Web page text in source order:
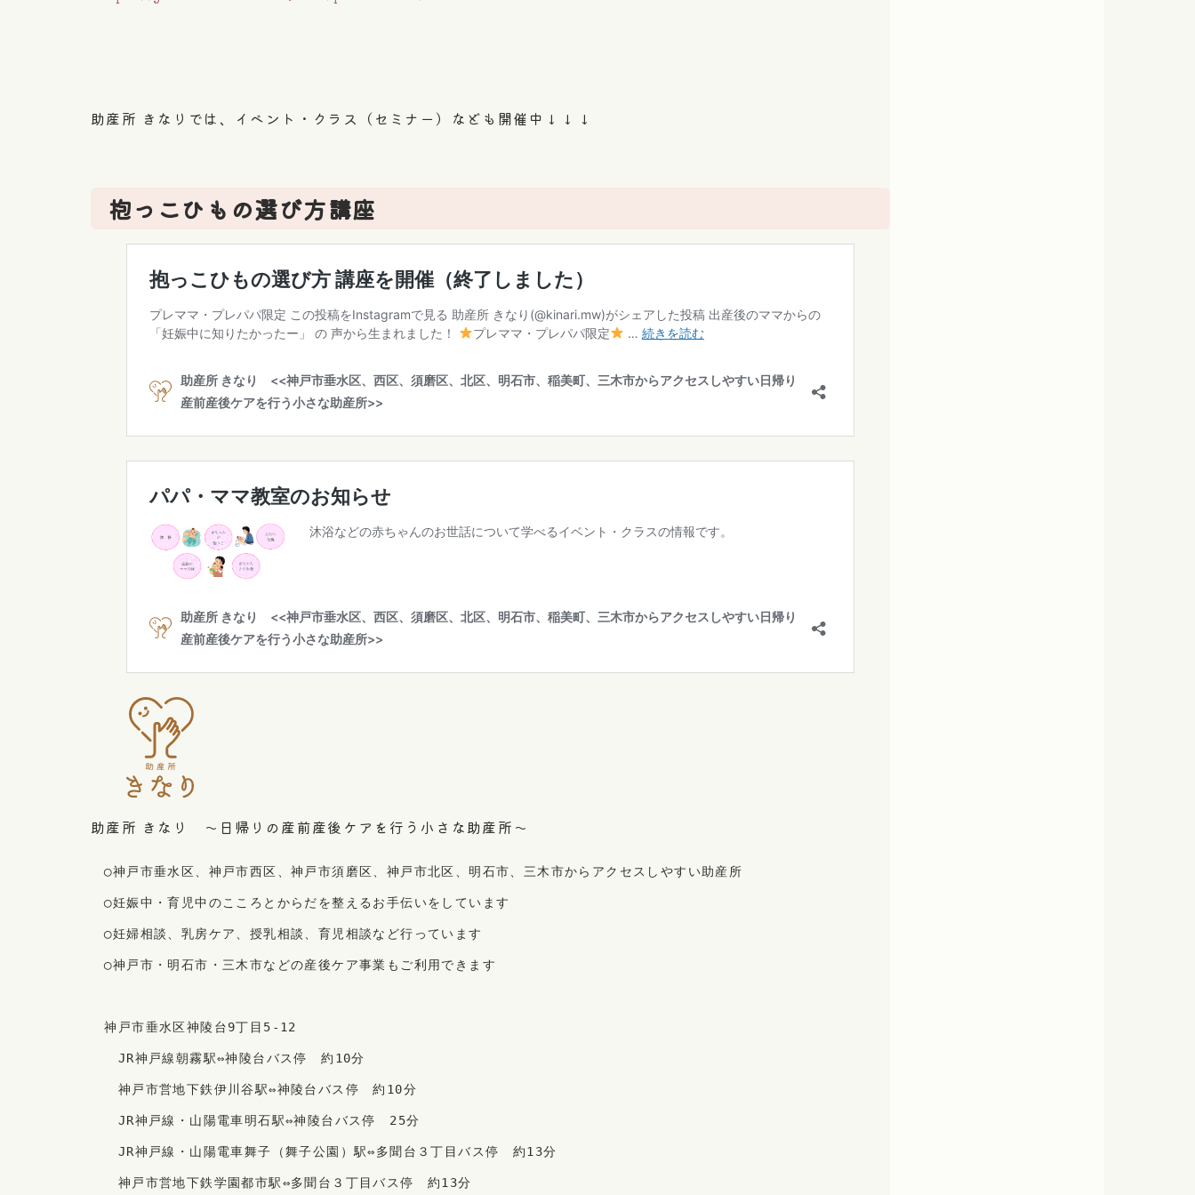
助産所 きなりでは、イベント・クラス（セミナー）なども開催中↓↓↓
抱っこひもの選び方講座
助産所 きなり ～日帰りの産前産後ケアを行う小さな助産所～
◯神戸市垂水区、神戸市西区、神戸市須磨区、神戸市北区、明石市、三木市からアクセスしやすい助産所
◯妊娠中・育児中のこころとからだを整えるお手伝いをしています
◯妊婦相談、乳房ケア、授乳相談、育児相談など行っています
◯神戸市・明石市・三木市などの産後ケア事業もご利用できます
神戸市垂水区神陵台9丁目5-12
JR神戸線朝霧駅⇔神陵台バス停　約10分
神戸市営地下鉄伊川谷駅⇔神陵台バス停　約10分
JR神戸線・山陽電車明石駅⇔神陵台バス停　25分
JR神戸線・山陽電車舞子（舞子公園）駅⇔多聞台３丁目バス停　約13分
神戸市営地下鉄学園都市駅⇔多聞台３丁目バス停　約13分